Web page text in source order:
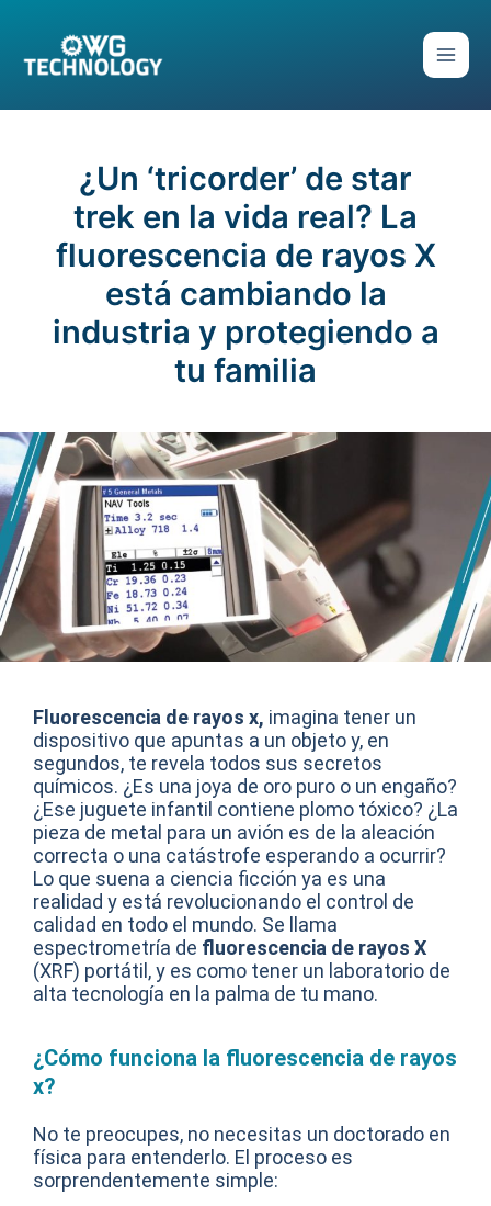
contenido
¿Un ‘tricorder’ de star
trek en la vida real? La
fluorescencia de rayos X
está cambiando la
industria y protegiendo a
tu familia
Fluorescencia de rayos x, imagina tener un
dispositivo que apuntas a un objeto y, en
segundos, te revela todos sus secretos
químicos. ¿Es una joya de oro puro o un engaño?
¿Ese juguete infantil contiene plomo tóxico? ¿La
pieza de metal para un avión es de la aleación
correcta o una catástrofe esperando a ocurrir?
Lo que suena a ciencia ficción ya es una
realidad y está revolucionando el control de
calidad en todo el mundo. Se llama
espectrometría de fluorescencia de rayos X
(XRF) portátil, y es como tener un laboratorio de
alta tecnología en la palma de tu mano.
¿Cómo funciona la fluorescencia de rayos
x?
No te preocupes, no necesitas un doctorado en
física para entenderlo. El proceso es
sorprendentemente simple: